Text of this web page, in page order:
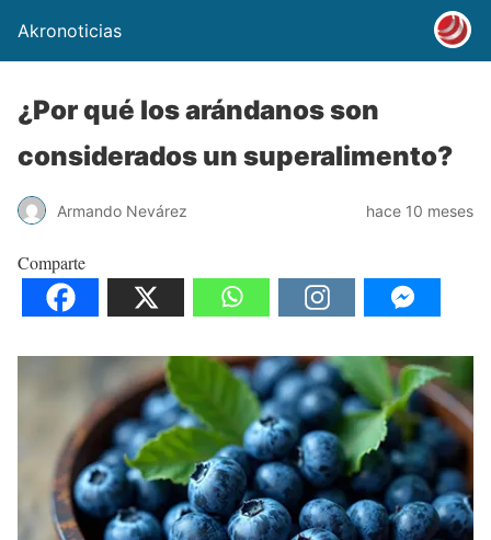
Akronoticias
¿Por qué los arándanos son
considerados un superalimento?
Armando Nevárez hace 10 meses
Comparte